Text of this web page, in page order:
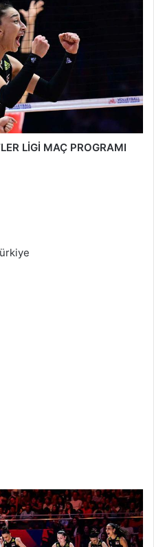
LİGİ MAÇ PROGRAMI